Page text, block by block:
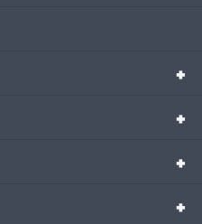
+
+
+
+